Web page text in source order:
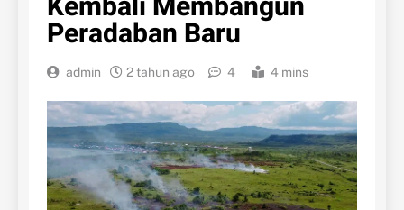
Peradaban Baru
admin 2 tahun ago 4 4 mins